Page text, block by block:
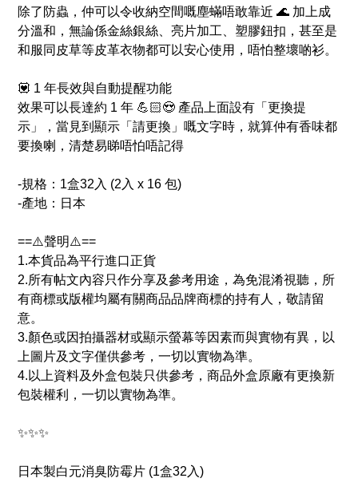
除了防蟲，仲可以令收納空間嘅塵蟎唔敢靠近 🌊 加上成
分溫和，無論係金絲銀絲、亮片加工、塑膠鈕扣，甚至是
和服同皮草等皮革衣物都可以安心使用，唔怕整壞啲衫。
💟 1 年長效與自動提醒功能
效果可以長達約 1 年 💪🏻😍 產品上面設有「更換提
示」，當見到顯示「請更換」嘅文字時，就算仲有香味都
要換喇，清楚易睇唔怕唔記得
-規格：1盒32入 (2入 x 16 包)
-產地：日本
==⚠️聲明⚠️==
1.本貨品為平行進口正貨
2.所有帖文內容只作分享及參考用途，為免混淆視聽，所
有商標或版權均屬有關商品品牌商標的持有人，敬請留
意。
3.顏色或因拍攝器材或顯示螢幕等因素而與實物有異，以
上圖片及文字僅供參考，一切以實物為準。
4.以上資料及外盒包裝只供參考，商品外盒原廠有更換新
包裝權利，一切以實物為準。
✨✨✨
日本製白元消臭防霉片 (1盒32入)